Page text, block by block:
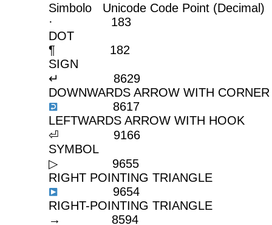
Simbolo Unicode Code Point
· 183
DOT
¶ 182
SIGN
↵
DOWNWARDS ARROW WITH
LEFTWARDS ARROW WITH HOOK
⏎ 9166
SYMBOL
▷ 9655
RIGHT POINTING TRIANGLE
9654
RIGHT-POINTING TRIANGLE
→